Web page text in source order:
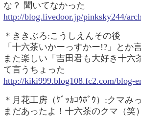
な？ 聞いてなかった
http://blog.livedoor.jp/pinksky244/
＊ききぶろ:こうしえんその後
「十六茶いかーっすかー!?」とか
また楽しい「吉田君も大好き十六
て言うちょった
http://kiki999.blog108.fc2.com/blog-
＊月花工房（ｹﾞｯｶｺｳﾎﾞｳ）:クマみ
まだあったよ！十六茶のクマ（笑